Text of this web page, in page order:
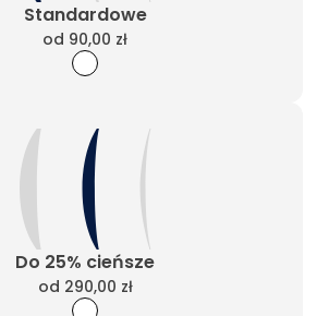
Standardowe
od 90,00 zł
Do 25% cieńsze
od 290,00 zł